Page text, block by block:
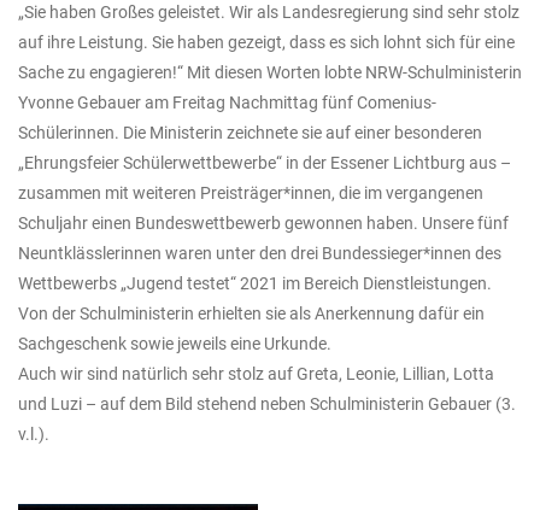
„Sie haben Großes geleistet. Wir als Landesregierung sind sehr stolz
auf ihre Leistung. Sie haben gezeigt, dass es sich lohnt sich für eine
Sache zu engagieren!“ Mit diesen Worten lobte NRW-Schulministerin
Yvonne Gebauer am Freitag Nachmittag fünf Comenius-
Schülerinnen. Die Ministerin zeichnete sie auf einer besonderen
„Ehrungsfeier Schülerwettbewerbe“ in der Essener Lichtburg aus –
zusammen mit weiteren Preisträger*innen, die im vergangenen
Schuljahr einen Bundeswettbewerb gewonnen haben. Unsere fünf
Neuntklässlerinnen waren unter den drei Bundessieger*innen des
Wettbewerbs „Jugend testet“ 2021 im Bereich Dienstleistungen.
Von der Schulministerin erhielten sie als Anerkennung dafür ein
Sachgeschenk sowie jeweils eine Urkunde.
Auch wir sind natürlich sehr stolz auf Greta, Leonie, Lillian, Lotta
und Luzi – auf dem Bild stehend neben Schulministerin Gebauer (3.
v.l.).